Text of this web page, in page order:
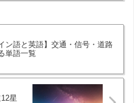
ン語と英語】交通・信号・道路
単語一覧
星